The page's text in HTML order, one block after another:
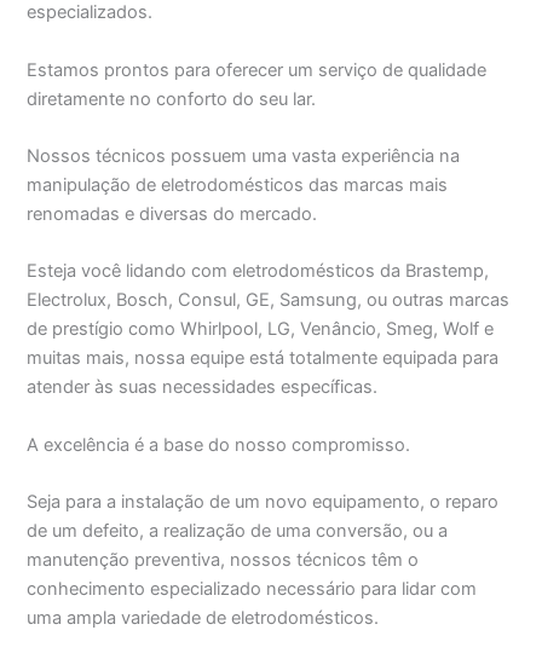
especializados.
Estamos prontos para oferecer um serviço de qualidade
diretamente no conforto do seu lar.
Nossos técnicos possuem uma vasta experiência na
manipulação de eletrodomésticos das marcas mais
renomadas e diversas do mercado.
Esteja você lidando com eletrodomésticos da Brastemp,
Electrolux, Bosch, Consul, GE, Samsung, ou outras marcas
de prestígio como Whirlpool, LG, Venâncio, Smeg, Wolf e
muitas mais, nossa equipe está totalmente equipada para
atender às suas necessidades específicas.
A excelência é a base do nosso compromisso.
Seja para a instalação de um novo equipamento, o reparo
de um defeito, a realização de uma conversão, ou a
manutenção preventiva, nossos técnicos têm o
conhecimento especializado necessário para lidar com
uma ampla variedade de eletrodomésticos.